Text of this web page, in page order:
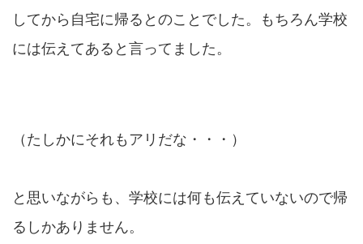
してから自宅に帰るとのことでした。もちろん学校
には伝えてあると言ってました。
（たしかにそれもアリだな・・・）
と思いながらも、学校には何も伝えていないので帰
るしかありません。